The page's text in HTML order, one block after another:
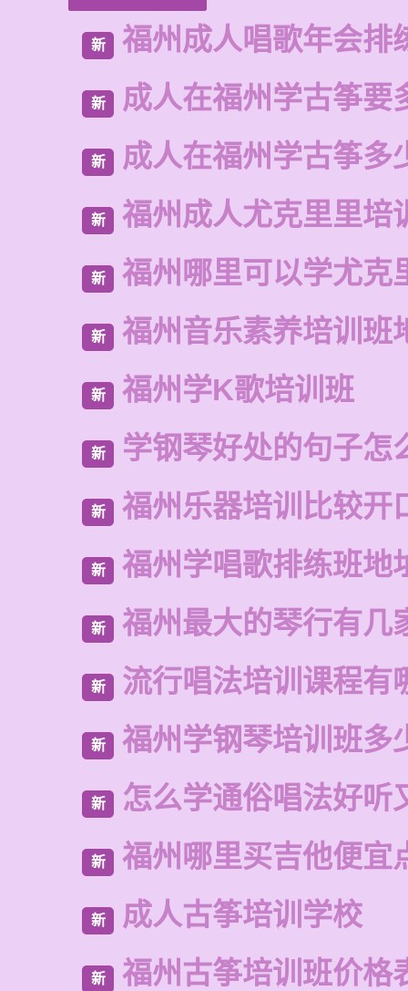
新 福州成人唱歌年会排
新 成人在福州学古筝要
新 成人在福州学古筝多
新 福州成人尤克里里培
新 福州哪里可以学尤克
新 福州音乐素养培训班
新 福州学K歌培训班
新 学钢琴好处的句子怎
新 福州乐器培训比较开
新 福州学唱歌排练班地
新 福州最大的琴行有几
新 流行唱法培训课程有
新 福州学钢琴培训班多
新 怎么学通俗唱法好听
新 福州哪里买吉他便宜
新 成人古筝培训学校
新 福州古筝培训班价格